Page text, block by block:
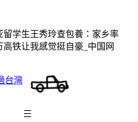
留学生王秀玲查包養：家乡率
高铁让我感觉挺自豪_中国网
台灣